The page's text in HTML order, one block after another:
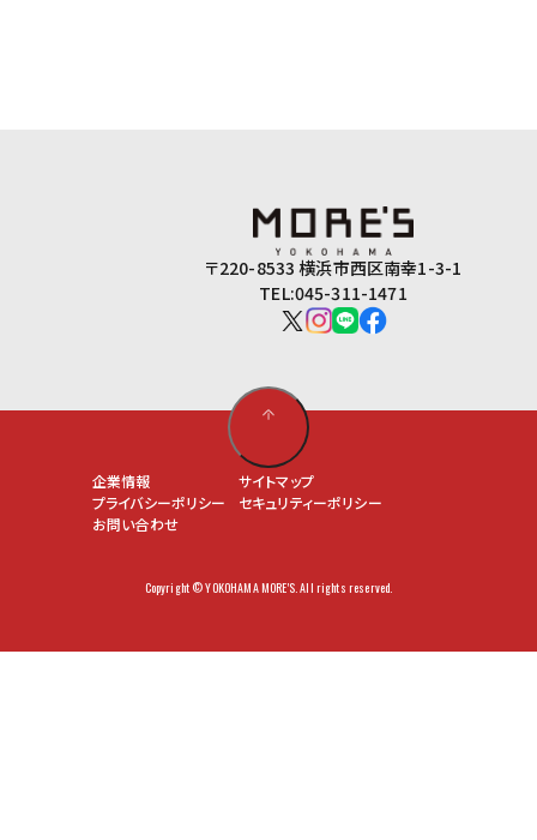
〒220-8533 横浜市西区南幸1-3-1
TEL:045-311-1471
企業情報
サイトマップ
プライバシーポリシー
セキュリティーポリシー
お問い合わせ
Copyright © YOKOHAMA MORE'S. All rights reserved.